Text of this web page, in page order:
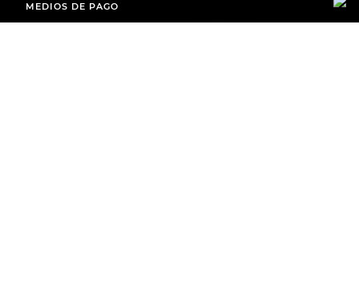
MEDIOS DE PAGO